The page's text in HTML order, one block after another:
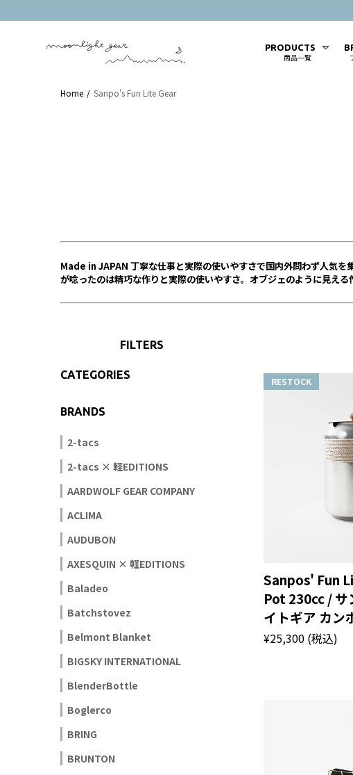
PRODUCTS
商品一覧
Home Sanpo's Fun Lite Gear
Made in JAPAN 丁寧な仕事と実際の使いやすさで国内外問わず人
が唸ったのは精巧な作りと実際の使いやすさ。 オブジェのように見える
FILTERS
CATEGORIES
BRANDS
2-tacs
2-tacs × 軽EDITIONS
AARDWOLF GEAR COMPANY
ACLIMA
AUDUBON
AXESQUIN × 軽EDITIONS
Baladeo
Batchstovez
Belmont Blanket
BIGSKY INTERNATIONAL
BlenderBottle
Boglerco
BRING
BRUNTON
RESTOCK
Sanpos' Fun
Pot 230cc / サ
イトギア カン
¥25,300 (税込)